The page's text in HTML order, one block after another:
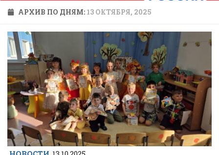
АРХИВ ПО ДНЯМ: 13 ОКТЯБРЯ, 2025